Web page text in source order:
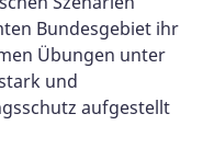
Bundesgebiet ihr
Übungen unter
und
aufgestellt